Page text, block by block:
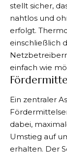
stellt sicher,
nahtlos und
erfolgt.
einschließlich
einfach wie
Ein zentraler
dabei,
Umstieg auf
erhalten. Der